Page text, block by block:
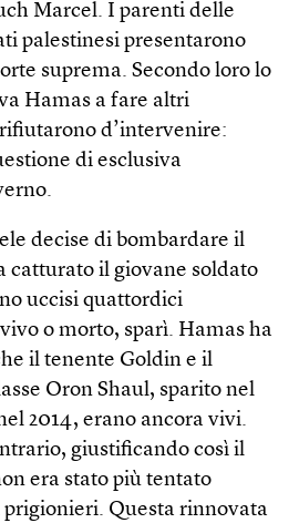
Marcel. I parenti delle
palestinesi presentarono
suprema. Secondo loro lo
Hamas a fare altri
d’intervenire:
di esclusiva
decise di bombardare il
catturato il giovane soldato
uccisi quattordici
o morto, sparì. Hamas ha
il tenente Goldin e il
Oron Shaul, sparito nel
2014, erano ancora vivi.
giustificando così il
era stato più tentato
prigionieri. Questa rinnovata